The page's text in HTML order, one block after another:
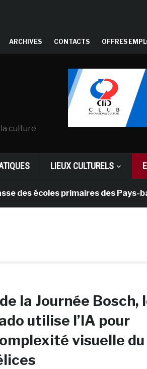
ARCHIVES CONTACTS OFFRES
culture
LIEUX CULTURELS
écoles primaires des Pays-bas
la Journée Bosch,
utilise l’IA pour
visuelle du